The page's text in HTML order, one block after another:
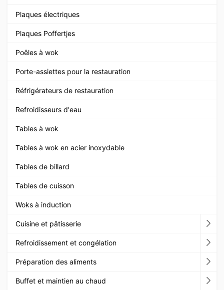
Plaques électriques
Plaques Poffertjes
Poêles à wok
Porte-assiettes pour la restauration
Réfrigérateurs de restauration
Refroidisseurs d'eau
Tables à wok
Tables à wok en acier inoxydable
Tables de billard
Tables de cuisson
Woks à induction
Cuisine et pâtisserie
Refroidissement et congélation
Préparation des aliments
Buffet et maintien au chaud